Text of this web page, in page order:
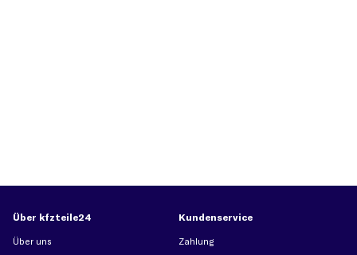
Über kfzteile24
Über uns
Kundenservice
Zahlung